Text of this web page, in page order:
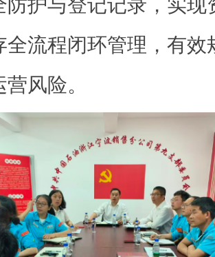
防护与登记记录，实现
全流程闭环管理，有效
风险。